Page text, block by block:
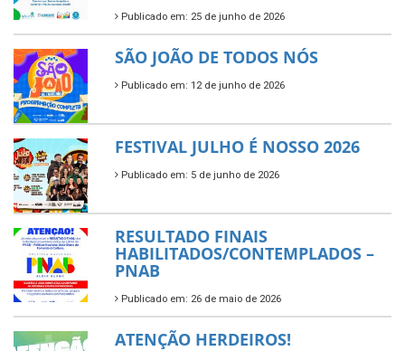
Publicado em: 25 de junho de 2026
SÃO JOÃO DE TODOS NÓS
Publicado em: 12 de junho de 2026
FESTIVAL JULHO É NOSSO 2026
Publicado em: 5 de junho de 2026
RESULTADO FINAIS
HABILITADOS/CONTEMPLADOS –
PNAB
Publicado em: 26 de maio de 2026
ATENÇÃO HERDEIROS!